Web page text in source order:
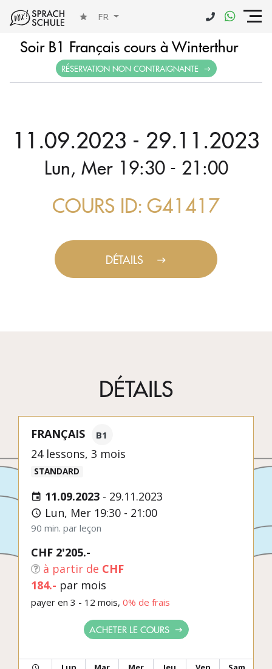
FR
Soir B1 Français cours à Winterthur
RÉSERVATION NON CONTRAIGNANTE
11.09.2023 - 29.11.2023
Lun, Mer 19:30 - 21:00
COURS ID: G41417
DÉTAILS
DÉTAILS
FRANÇAIS B1
24 lessons, 3 mois
STANDARD
11.09.2023 - 29.11.2023
Lun, Mer 19:30 - 21:00
90 min. par leçon
CHF 2'205.-
à partir de CHF
184.- par mois
payer en 3 - 12 mois, 0% de frais
ACHETER LE COURS